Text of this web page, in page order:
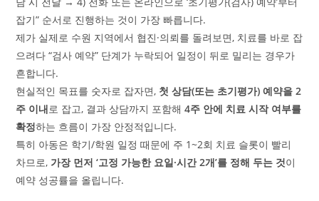
잡기” 순서로 진행하는 것이 가장 빠릅니다.
제가 실제로 수원 지역에서 협진·의뢰를 돌려보면, 치료를 바로 잡
으려다 “검사 예약” 단계가 누락되어 일정이 뒤로 밀리는 경우가
흔합니다.
현실적인 목표를 숫자로 잡자면, 첫 상담(또는 초기평가) 예약을 2
주 이내로 잡고, 결과 상담까지 포함해4주 안에 치료 시작 여부를
확정하는 흐름이 가장 안정적입니다.
특히 아동은 학기/학원 일정 때문에 주 1~2회 치료 슬롯이 빨리
차므로, 가장 먼저 ‘고정 가능한 요일·시간 2개’를 정해 두는 것이
예약 성공률을 올립니다.